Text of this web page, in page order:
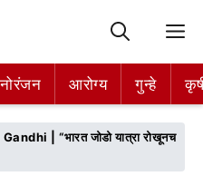
आरोग्य गुन्हे
आरोग्य गुन्हे
| “भारत जोडो यात्रा रोखूनच